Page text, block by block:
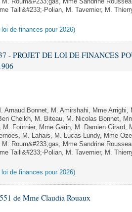
M. Roum&#233;gas, Mme Sandrine
Taill&#233;-Polian, M. Tavernier, M.
de finances pour 2026)
- PROJET DE LOI DE FINANCES
Arnaud Bonnet, M. Amirshahi, Mme
Cheikh, M. Biteau, M. Nicolas Bonnet,
M. Fournier, Mme Garin, M. Damien Girard,
M. Lahais, M. Lucas-Lundy, Mme
M. Roum&#233;gas, Mme Sandrine
Taill&#233;-Polian, M. Tavernier, M.
de finances pour 2026)
de Mme Claudia Rouaux